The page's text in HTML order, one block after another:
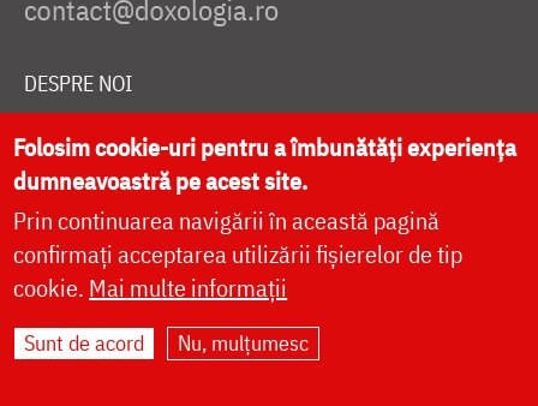
DESPRE NOI
DONEAZĂ ONLINE PENTRU CATEDRALA NAȚIONALĂ
LIVE
Folosim cookie-uri pentru a îmbunătăți experiența
dumneavoastră pe acest site.
Prin continuarea navigării în această pagină
confirmați acceptarea utilizării fișierelor de tip
cookie. Mai multe informații
Sunt de acord Nu, mulțumesc